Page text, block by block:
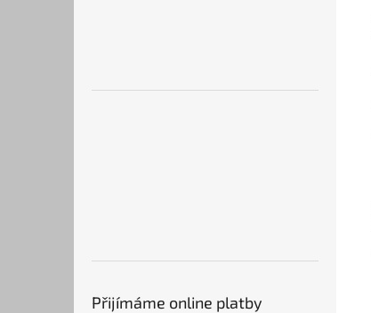
Přijímáme online platby